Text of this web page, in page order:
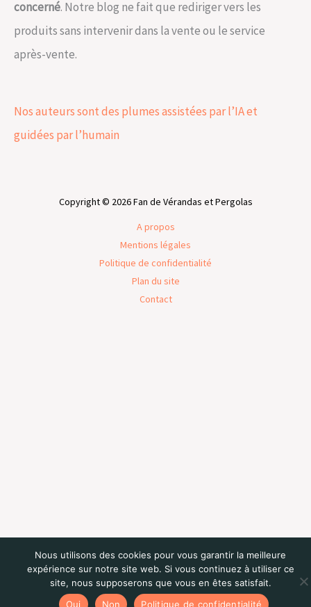
concerné. Notre blog ne fait que rediriger vers les
produits sans intervenir dans la vente ou le service
après-vente.
Nos auteurs sont des plumes assistées par l’IA et
guidées par l’humain
Copyright © 2026 Fan de Vérandas et Pergolas
A propos
Mentions légales
Politique de confidentialité
Plan du site
Contact
Nous utilisons des cookies pour vous garantir la meilleure
expérience sur notre site web. Si vous continuez à utiliser ce
site, nous supposerons que vous en êtes satisfait.
Oui
Non Politique de confidentialité